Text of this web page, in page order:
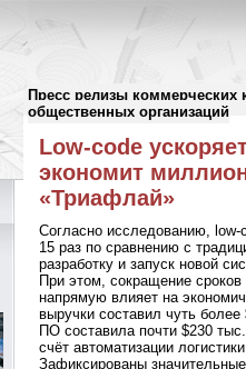
Пресс релизы коммерческих
общественных организаций
Пресс-релизы//
Low-code
экономит
«Триафлай»
Согласно исследованию, low-
15 раз по сравнению с
разработку и запуск новой
При этом, сокращение
напрямую влияет на
выручки составил чуть
ПО составила почти $230
счёт автоматизации
Зафиксированы